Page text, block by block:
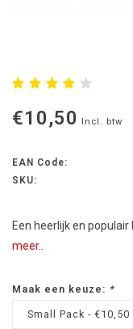
€10,50 Incl. btw
EAN Code:
SKU:
Een heerlijk en
meer..
Maak een keuze: *
Small Pack - €10,50